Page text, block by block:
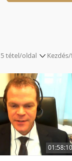
Utolsó
5 tétel/oldal
5 tétel/oldal
10 tétel/oldal
20 tétel/oldal
50 tétel/oldal
100 tétel/oldal